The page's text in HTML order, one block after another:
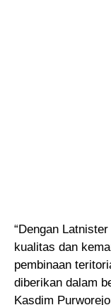
“Dengan
kualitas dan
pembinaan
diberikan dalam
Kasdim